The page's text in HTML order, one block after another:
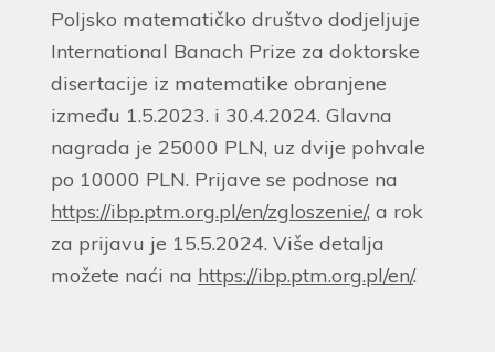
Poljsko matematičko društvo dodjeljuje
International Banach Prize za doktorske
disertacije iz matematike obranjene
između 1.5.2023. i 30.4.2024. Glavna
nagrada je 25000 PLN, uz dvije pohvale
po 10000 PLN. Prijave se podnose na
https://ibp.ptm.org.pl/en/zgloszenie/, a rok
za prijavu je 15.5.2024. Više detalja
možete naći na https://ibp.ptm.org.pl/en/.